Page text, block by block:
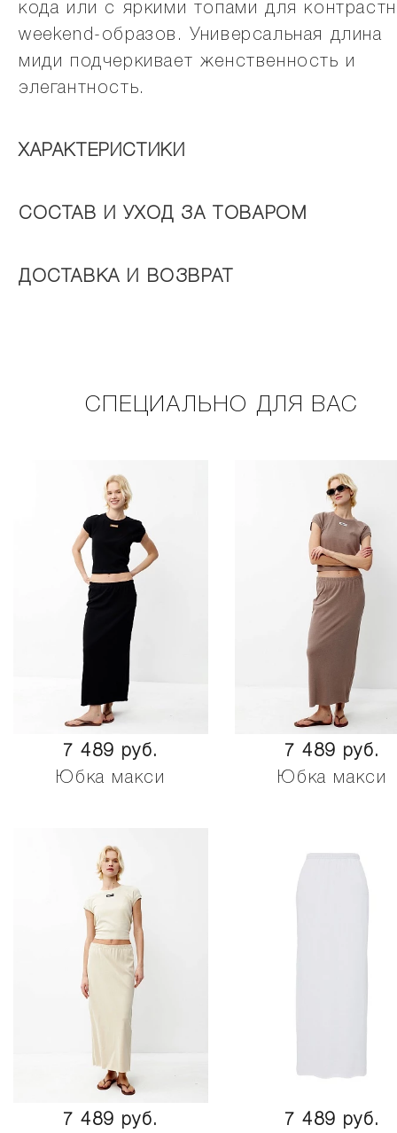
кода или с яркими топами для
weekend-образов. Универсальная длина
миди подчеркивает женственность и
элегантность.
ХАРАКТЕРИСТИКИ
СОСТАВ И УХОД ЗА ТОВАРОМ
ДОСТАВКА И ВОЗВРАТ
СПЕЦИАЛЬНО ДЛЯ ВАС
7 489 руб.
Юбка макси
7 489 руб.
Юбка макси
7 489 руб. 7 489 руб.